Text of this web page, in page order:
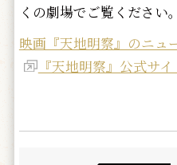
くの劇場でご覧ください。
映画『天地明察』のニュ
『天地明察』公式サ